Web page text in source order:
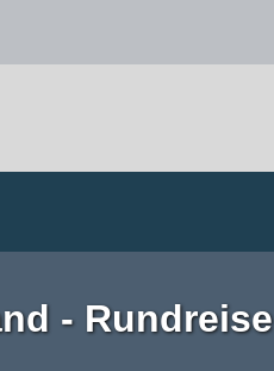
- Rundreise